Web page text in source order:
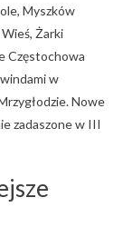
Myszków
Żarki
Częstochowa
w
Nowe
zadaszone w III